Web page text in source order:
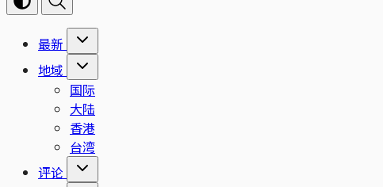
最新
地域
国际
大陆
香港
台湾
评论